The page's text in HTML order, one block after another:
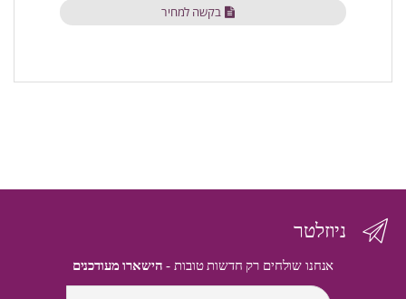
בקשה למחיר
ניוזלטר
אנחנו שולחים רק חדשות טובות - הישארו מעודכנים